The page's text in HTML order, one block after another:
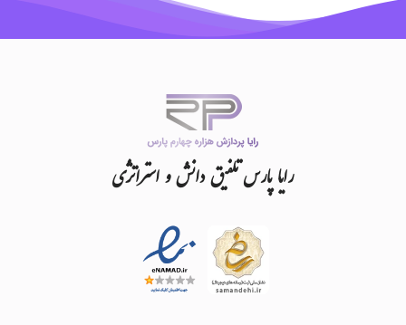
رایاپارستلفیقدانشواستراتژی